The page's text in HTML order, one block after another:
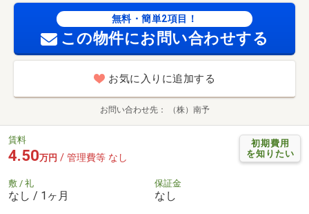
無料・簡単2項目！
この物件にお問い合わせする
お気に入りに追加する
お問い合わせ先 （株）南予
初期費用
を知りたい
賃料
4.50万円 / 管理費等 なし
敷 / 礼
なし / 1ヶ月
保証金
なし